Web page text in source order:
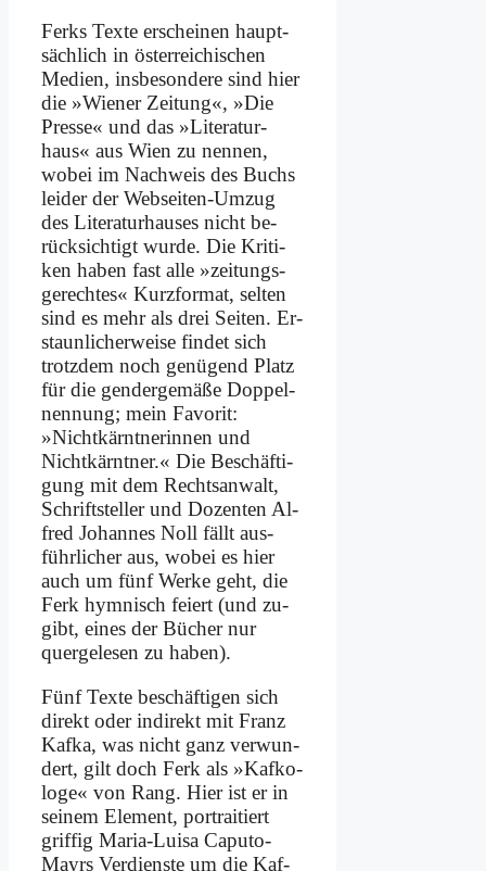
Ferks Tex­te er­schei­nen haupt­
säch­lich in öster­rei­chi­schen
Me­di­en, ins­be­son­de­re sind hier
die »Wie­ner Zei­tung«, »Die
Pres­se« und das »Li­te­ra­tur­
haus« aus Wien zu nen­nen,
wo­bei im Nach­weis des Buchs
lei­der der Web­sei­ten-Um­zug
des Li­te­ra­tur­hau­ses nicht be­
rück­sich­tigt wur­de. Die Kri­ti­
ken ha­ben fast al­le »zei­tungs­
ge­rech­tes« Kurz­for­mat, sel­ten
sind es mehr als drei Sei­ten. Er­
staun­li­cher­wei­se fin­det sich
trotz­dem noch ge­nü­gend Platz
für die gen­der­ge­mä­ße Dop­pel­
nen­nung; mein Fa­vo­rit:
»Nicht­kärnt­ne­rin­nen und
Nicht­kärnt­ner.« Die Be­schäf­ti­
gung mit dem Rechts­an­walt,
Schrift­stel­ler und Do­zen­ten Al­
fred Jo­han­nes Noll fällt aus­
führ­li­cher aus, wo­bei es hier
auch um fünf Wer­ke geht, die
Ferk hym­nisch fei­ert (und zu­
gibt, ei­nes der Bü­cher nur
quer­ge­le­sen zu ha­ben).
Fünf Tex­te be­schäf­ti­gen sich
di­rekt oder in­di­rekt mit Franz
Kaf­ka, was nicht ganz ver­wun­
dert, gilt doch Ferk als »Kaf­ko­
lo­ge« von Rang. Hier ist er in
sei­nem Ele­ment, por­trai­tiert
grif­fig Ma­ria-Lui­sa Ca­pu­to-
Mayrs Ver­dien­ste um die Kaf­